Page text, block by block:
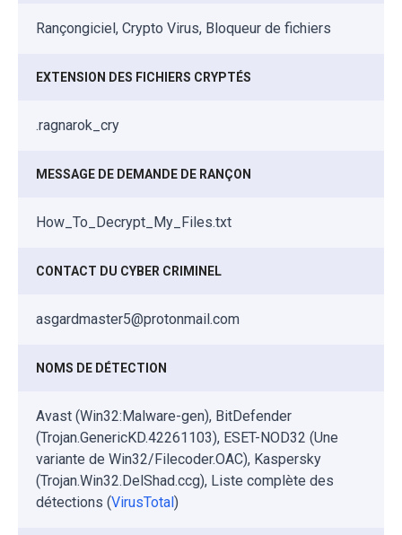
Rançongiciel, Crypto Virus, Bloqueur de fichiers
EXTENSION DES FICHIERS CRYPTÉS
.ragnarok_cry
MESSAGE DE DEMANDE DE RANÇON
How_To_Decrypt_My_Files.txt
CONTACT DU CYBER CRIMINEL
asgardmaster5@protonmail.com
NOMS DE DÉTECTION
Avast (Win32:Malware-gen), BitDefender
(Trojan.GenericKD.42261103), ESET-NOD32 (Une
variante de Win32/Filecoder.OAC), Kaspersky
(Trojan.Win32.DelShad.ccg), Liste complète des
détections (VirusTotal )